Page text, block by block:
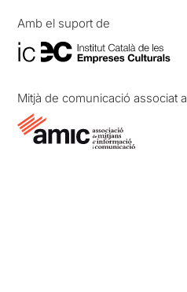
Amb el suport de
Mitjà de comunicació associat a